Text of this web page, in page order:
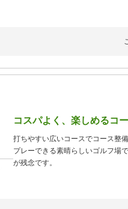
コスパよく、楽しめるコ
打ちやすい広いコースでコース整
プレーできる素晴らしいゴルフ場
が残念です。